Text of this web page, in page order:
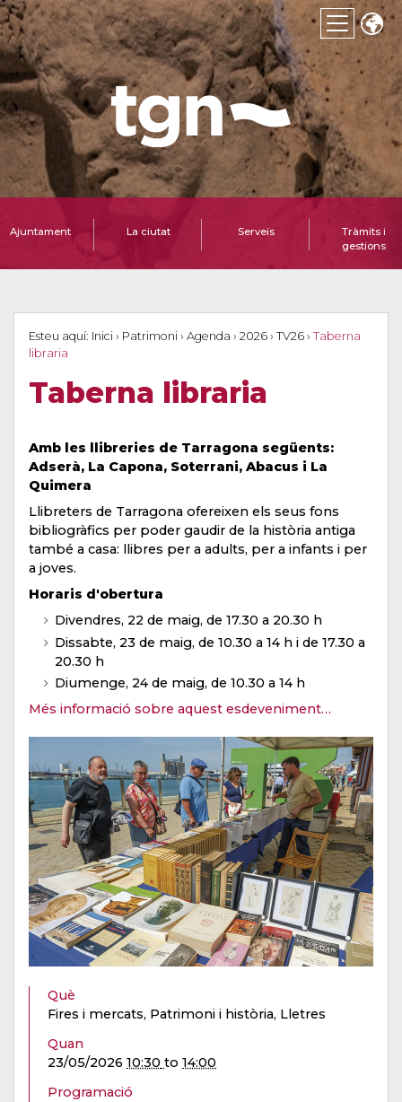
Ajuntament La ciutat Serveis
Tràmits i
gestions
Esteu aquí: Inici › Patrimoni › Agenda › 2026 › TV26 › Taberna
libraria
Taberna libraria
Amb les llibreries de Tarragona següents:
Adserà, La Capona, Soterrani, Abacus i La
Quimera
Llibreters de Tarragona ofereixen els seus fons
bibliogràfics per poder gaudir de la història antiga
també a casa: llibres per a adults, per a infants i per
a joves.
Horaris d'obertura
Divendres, 22 de maig, de 17.30 a 20.30 h
Dissabte, 23 de maig, de 10.30 a 14 h i de 17.30 a
20.30 h
Diumenge, 24 de maig, de 10.30 a 14 h
Més informació sobre aquest esdeveniment…
Què
Fires i mercats, Patrimoni i història, Lletres
Quan
23/05/2026 10:30 to 14:00
Programació